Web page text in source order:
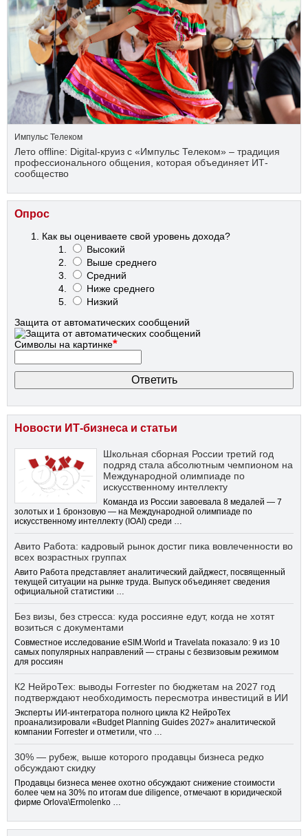
Импульс Телеком
Лето offline: Digital-круиз с «Импульс Телеком» – традиция
профессионального общения, которая объединяет ИТ-
сообщество
Опрос
Как вы оцениваете свой уровень дохода?
Высокий
Выше среднего
Средний
Ниже среднего
Низкий
Защита от автоматических сообщений
Символы на картинке*
Новости ИТ-бизнеса и статьи
Школьная сборная России третий год
подряд стала абсолютным чемпионом на
Международной олимпиаде по
искусственному интеллекту
Команда из России завоевала 8 медалей — 7
золотых и 1 бронзовую — на Международной олимпиаде по
искусственному интеллекту (IOAI) среди …
Авито Работа: кадровый рынок достиг пика вовлеченности во
всех возрастных группах
Авито Работа представляет аналитический дайджест, посвященный
текущей ситуации на рынке труда. Выпуск объединяет сведения
официальной статистики …
Без визы, без стресса: куда россияне едут, когда не хотят
возиться с документами
Совместное исследование eSIM.World и Travelata показало: 9 из 10
самых популярных направлений — страны с безвизовым режимом
для россиян
К2 НейроТех: выводы Forrester по бюджетам на 2027 год
подтверждают необходимость пересмотра инвестиций в ИИ
Эксперты ИИ-интегратора полного цикла К2 НейроТех
проанализировали «Budget Planning Guides 2027» аналитической
компании Forrester и отметили, что …
30% — рубеж, выше которого продавцы бизнеса редко
обсуждают скидку
Продавцы бизнеса менее охотно обсуждают снижение стоимости
более чем на 30% по итогам due diligence, отмечают в юридической
фирме Orlova\Ermolenko …